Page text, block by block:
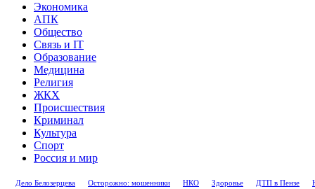
Экономика
АПК
Общество
Связь и IT
Образование
Медицина
Религия
ЖКХ
Происшествия
Криминал
Культура
Спорт
Россия и мир
Дело Белозерцева Осторожно: мошенники НКО Здоровье ДТП в Пензе